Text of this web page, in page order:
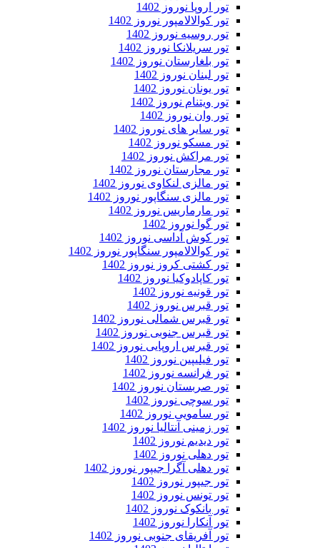
تور اروپا نوروز 1402
تور کوالالامپور نوروز 1402
تور روسیه نوروز 1402
تور سریلانکا نوروز 1402
تور بلغارستان نوروز 1402
تور لبنان نوروز 1402
تور یونان نوروز 1402
تور ویتنام نوروز 1402
تور وان نوروز 1402
تور سایر های نوروز 1402
تور مسکو نوروز 1402
تور مراکش نوروز 1402
تور مجارستان نوروز 1402
تور مالزی لنکاوی نوروز 1402
تور مالزی سنگاپور نوروز 1402
تور مارماریس نوروز 1402
تور گوا نوروز 1402
تور کوش آداسی نوروز 1402
تور کوالالامپور سنگاپور نوروز 1402
تور کشتی کروز نوروز 1402
تور کاپادوکیا نوروز 1402
تور قونیه نوروز 1402
تور قبرس نوروز 1402
تور قبرس شمالی نوروز 1402
تور قبرس جنوبی نوروز 1402
تور قبرس اروپایی نوروز 1402
تور فیلیپین نوروز 1402
تور فرانسه نوروز 1402
تور صربستان نوروز 1402
تور سوچی نوروز 1402
تور سامویی نوروز 1402
تور زمینی آنتالیا نوروز 1402
تور دیدیم نوروز 1402
تور دهلی نوروز 1402
تور دهلی آگرا جیپور نوروز 1402
تور جیپور نوروز 1402
تور تونس نوروز 1402
تور بانکوک نوروز 1402
تور آنکارا نوروز 1402
تور آفریقای جنوبی نوروز 1402